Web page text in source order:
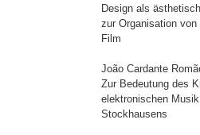
Design als
zur Organisation von
Film
João Cardante
Zur Bedeutung des
elektronischen
Stockhausens